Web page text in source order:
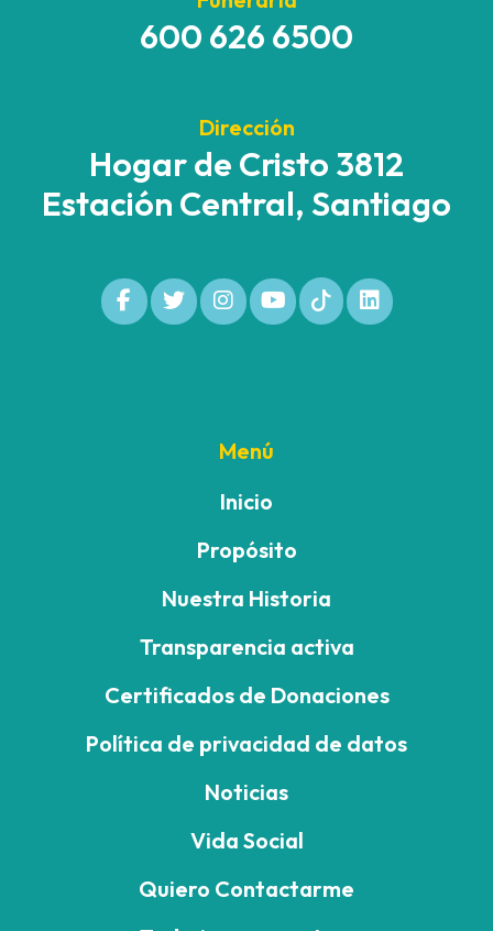
600 626 6500
Dirección
Hogar de Cristo 3812
Estación Central, Santiago
Menú
Inicio
Propósito
Nuestra Historia
Transparencia activa
Certificados de Donaciones
Política de privacidad de datos
Noticias
Vida Social
Quiero Contactarme